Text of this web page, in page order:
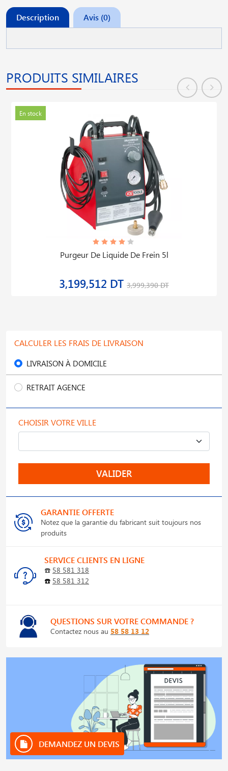
Description Avis (0)
PRODUITS SIMILAIRES
En stock
Purgeur De Liquide De Frein 5l
3,199,512 DT 3,999,390 DT
CALCULER LES FRAIS DE LIVRAISON
LIVRAISON À DOMICILE
RETRAIT AGENCE
CHOISIR VOTRE VILLE
VALIDER
GARANTIE OFFERTE
Notez que la garantie du fabricant suit toujours nos
produits
SERVICE CLIENTS EN LIGNE
☎️ 58 581 318
☎️ 58 581 312
QUESTIONS SUR VOTRE COMMANDE ?
Contactez nous au 58 58 13 12
DEMANDEZ UN DEVIS